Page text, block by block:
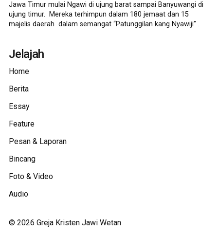
Jawa Timur mulai Ngawi di ujung barat sampai Banyuwangi di
ujung timur. Mereka terhimpun dalam 180 jemaat dan 15
majelis daerah dalam semangat “Patunggilan kang Nyawiji” .
Jelajah
Home
Berita
Essay
Feature
Pesan & Laporan
Bincang
Foto & Video
Audio
© 2026 Greja Kristen Jawi Wetan